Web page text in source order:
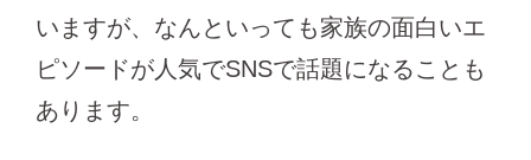
いますが、なんといっても家族の面白いエ
ピソードが人気でSNSで話題になることも
あります。